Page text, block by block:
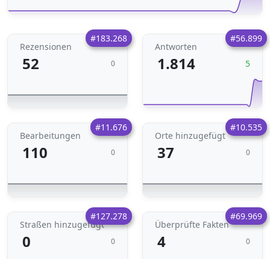
#183.268
Rezensionen
52 0
#56.899
Antworten
1.814 5
#11.676
Bearbeitungen
110 0
#10.535
Orte hinzugefügt
37 0
#127.278
Straßen hinzugefügt
0 0
#69.969
Überprüfte Fakten
4 0